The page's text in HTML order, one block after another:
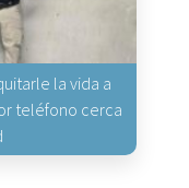
la vida a
teléfono cerca